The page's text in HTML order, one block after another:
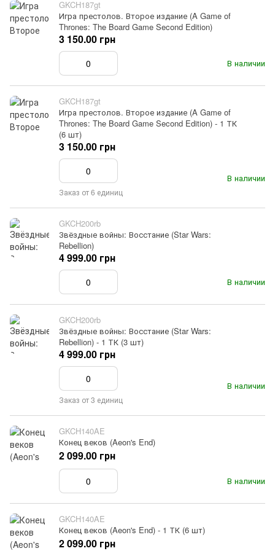
GKCH187gt
Игра престолов. Второе издание (A Game of
Thrones: The Board Game Second Edition)
В наличии
3 150.00 грн
GKCH187gt
Игра престолов. Второе издание (A Game of
Thrones: The Board Game Second Edition) - 1 ТК
(6 шт)
В наличии
3 150.00 грн
Заказ от 6 единиц
GKCH200rb
Звёздные войны: Восстание (Star Wars:
Rebellion)
В наличии
4 999.00 грн
GKCH200rb
Звёздные войны: Восстание (Star Wars:
Rebellion) - 1 ТК (3 шт)
В наличии
4 999.00 грн
Заказ от 3 единиц
GKCH140AE
Конец веков (Aeon's End)
В наличии
2 099.00 грн
GKCH140AE
Конец веков (Aeon's End) - 1 ТК (6 шт)
2 099.00 грн